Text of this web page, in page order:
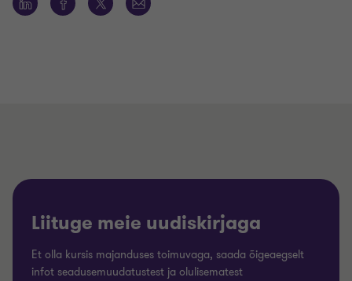
Liituge meie uudiskirjaga
Et olla kursis majanduses toimuvaga, saada õigeaegselt
infot seadusemuudatustest ja olulisematest